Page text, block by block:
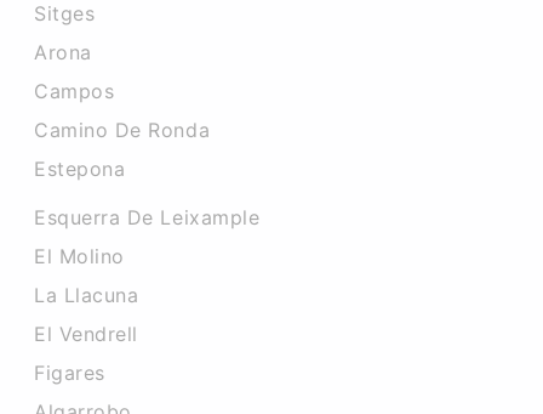
Sitges
Arona
Campos
Camino De Ronda
Estepona
Esquerra De Leixample
El Molino
La Llacuna
El Vendrell
Figares